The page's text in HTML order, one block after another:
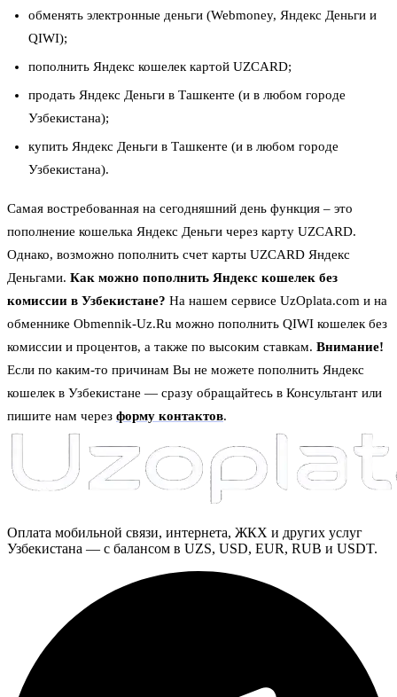
обменять электронные деньги (Webmoney, Яндекс Деньги и
QIWI);
пополнить Яндекс кошелек картой UZCARD;
продать Яндекс Деньги в Ташкенте (и в любом городе
Узбекистана);
купить Яндекс Деньги в Ташкенте (и в любом городе
Узбекистана).
Самая востребованная на сегодняшний день функция – это
пополнение кошелька Яндекс Деньги через карту UZCARD.
Однако, возможно пополнить счет карты UZCARD Яндекс
Деньгами. Как можно пополнить Яндекс кошелек без
комиссии в Узбекистане? На нашем сервисе UzOplata.com и на
обменнике Obmennik-Uz.Ru можно пополнить QIWI кошелек без
комиссии и процентов, а также по высоким ставкам. Внимание!
Если по каким-то причинам Вы не можете пополнить Яндекс
кошелек в Узбекистане — сразу обращайтесь в Консультант или
пишите нам через форму контактов.
Оплата мобильной связи, интернета, ЖКХ и других услуг
Узбекистана — с балансом в UZS, USD, EUR, RUB и USDT.